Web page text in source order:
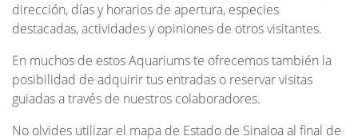
dirección, días y horarios de apertura, especies
destacadas, actividades y opiniones de otros visitantes.
En muchos de estos Aquariums te ofrecemos también la
posibilidad de adquirir tus entradas o reservar visitas
guiadas a través de nuestros colaboradores.
No olvides utilizar el mapa de Estado de Sinaloa al final de